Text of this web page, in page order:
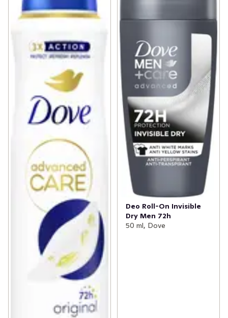
Deo Roll-On Invisible
Dry Men 72h
50 ml, Dove